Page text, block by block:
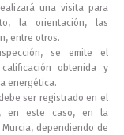
una visita para
la orientación, las
entre otros.
se emite el
obtenida y
energética.
ser registrado en el
en este caso, en la
dependiendo de